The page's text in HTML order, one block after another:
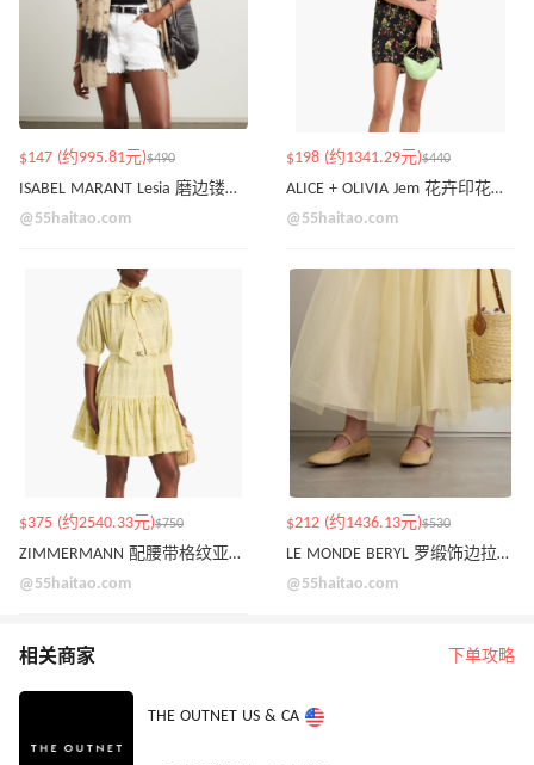
$147 (约995.81元)$490
ISABEL MARANT Lesia 磨边镂空牛仔短裤
@55haitao.com
$198 (约1341.29元)$440
ALICE + OLIVIA Jem 花卉印花铜氨纤维迷你衬衫裙
@55haitao.com
$375 (约2540.33元)$750
ZIMMERMANN 配腰带格纹亚麻棉混纺迷你连衣裙
@55haitao.com
$212 (约1436.13元)$530
LE MONDE BERYL 罗缎饰边拉菲草玛丽珍芭蕾平底鞋
@55haitao.com
相关商家 下单攻略
THE OUTNET US & CA